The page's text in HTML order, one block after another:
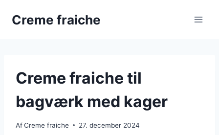
Creme fraiche
Creme fraiche til
bagværk med kager
AfCreme fraiche 27. december 2024